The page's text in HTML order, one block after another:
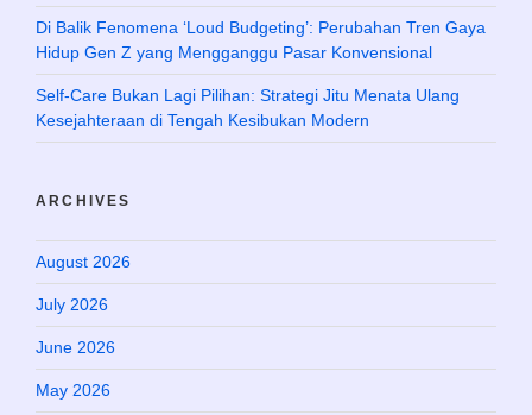
Di Balik Fenomena ‘Loud Budgeting’: Perubahan Tren Gaya
Hidup Gen Z yang Mengganggu Pasar Konvensional
Self-Care Bukan Lagi Pilihan: Strategi Jitu Menata Ulang
Kesejahteraan di Tengah Kesibukan Modern
ARCHIVES
August 2026
July 2026
June 2026
May 2026